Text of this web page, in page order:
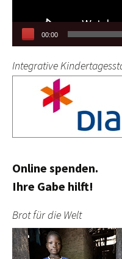
00:00
Integrative
Online spenden.
Ihre Gabe hilft!
Brot für die Welt